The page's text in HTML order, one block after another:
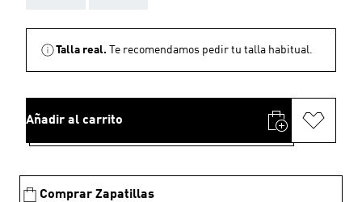
Talla real. Te recomendamos pedir tu talla habitual.
Añadir al carrito
Comprar Zapatillas